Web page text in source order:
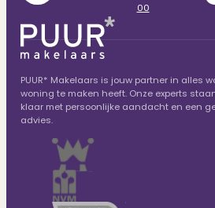
00
PUUR* Makelaars is jouw partner in alles
woning te maken heeft. Onze experts
klaar met persoonlijke aandacht en een
advies.